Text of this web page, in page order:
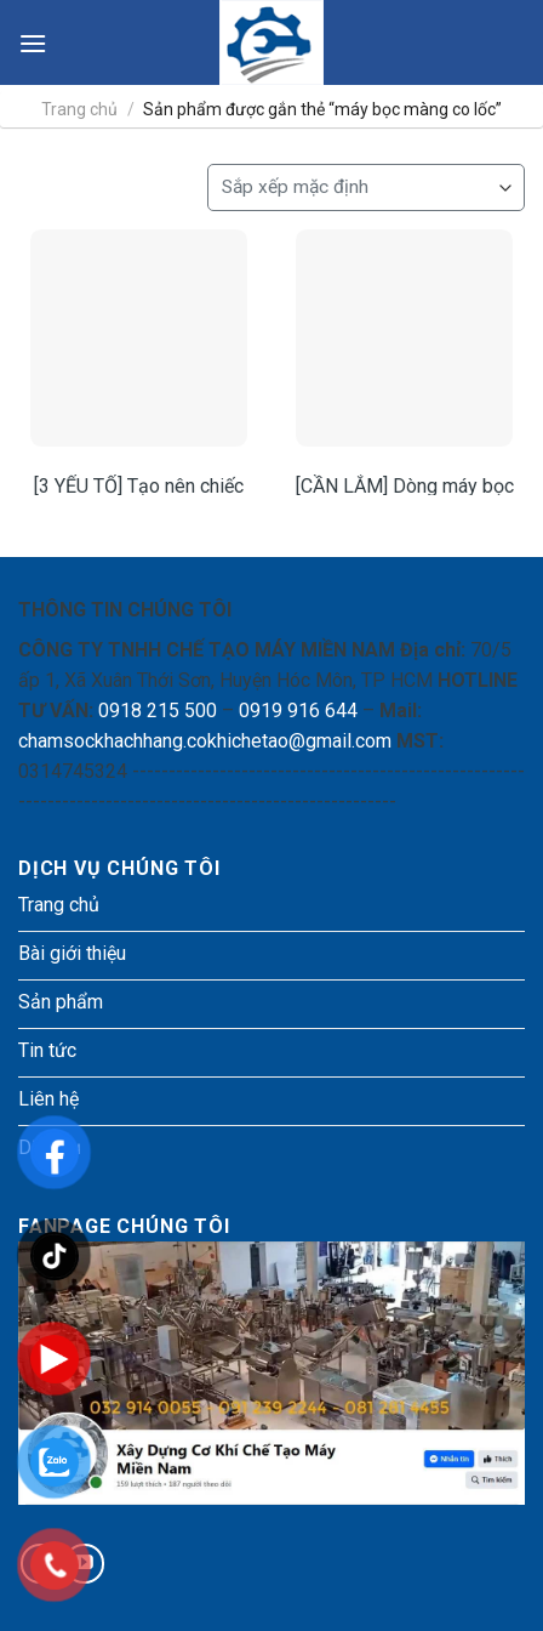
Trang chủ / Sản phẩm được gắn thẻ “máy bọc màng co lốc”
[3 YẾU TỐ] Tạo nên chiếc
[CẦN LẮM] Dòng máy bọc
THÔNG TIN CHÚNG TÔI
CÔNG TY TNHH CHẾ TẠO MÁY MIỀN NAM Địa chỉ: 70/5
ấp 1, Xã Xuân Thới Sơn, Huyện Hóc Môn, TP HCM HOTLINE
TƯ VẤN: 0918 215 500 – 0919 916 644 – Mail:
chamsockhachhang.cokhichetao@gmail.com MST:
0314745324 ------------------------------------------------------
----------------------------------------------------
DỊCH VỤ CHÚNG TÔI
Trang chủ
Bài giới thiệu
Sản phẩm
Tin tức
Liên hệ
Dịch vụ
FANPAGE CHÚNG TÔI